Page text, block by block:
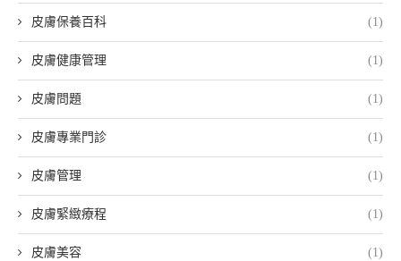
皮膚保養百科 (1)
皮膚健康管理 (1)
皮膚問題 (1)
皮膚專業門診 (1)
皮膚管理 (1)
皮膚緊緻療程 (1)
皮膚美容 (1)